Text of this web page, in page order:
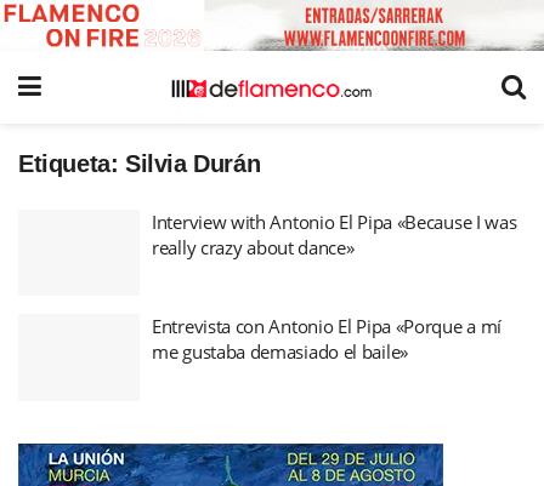
Etiqueta: Silvia Durán
Interview with Antonio El Pipa «Because I was
really crazy about dance»
Entrevista con Antonio El Pipa «Porque a mí
me gustaba demasiado el baile»